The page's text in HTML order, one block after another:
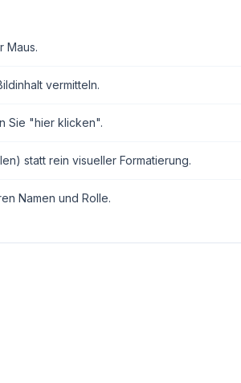
Maus.
vermitteln.
Sie "hier klicken".
statt rein visueller Formatierung.
Namen und Rolle.